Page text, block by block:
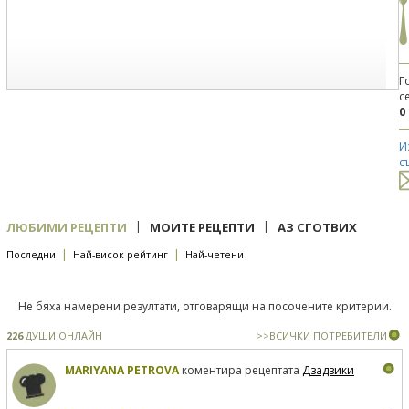
0
ЛЮБИМИ РЕЦЕПТИ | МОИТЕ РЕЦЕПТИ | АЗ СГОТВИХ
Последни | Най-висок рейтинг | Най-четени
Не бяха намерени резултати, отговарящи на посочените критерии.
226ДУШИ ОНЛАЙН >>ВСИЧКИ ПОТРЕБИТЕЛИ
MARIYANA PETROVAкоментира рецептата Дзадзики